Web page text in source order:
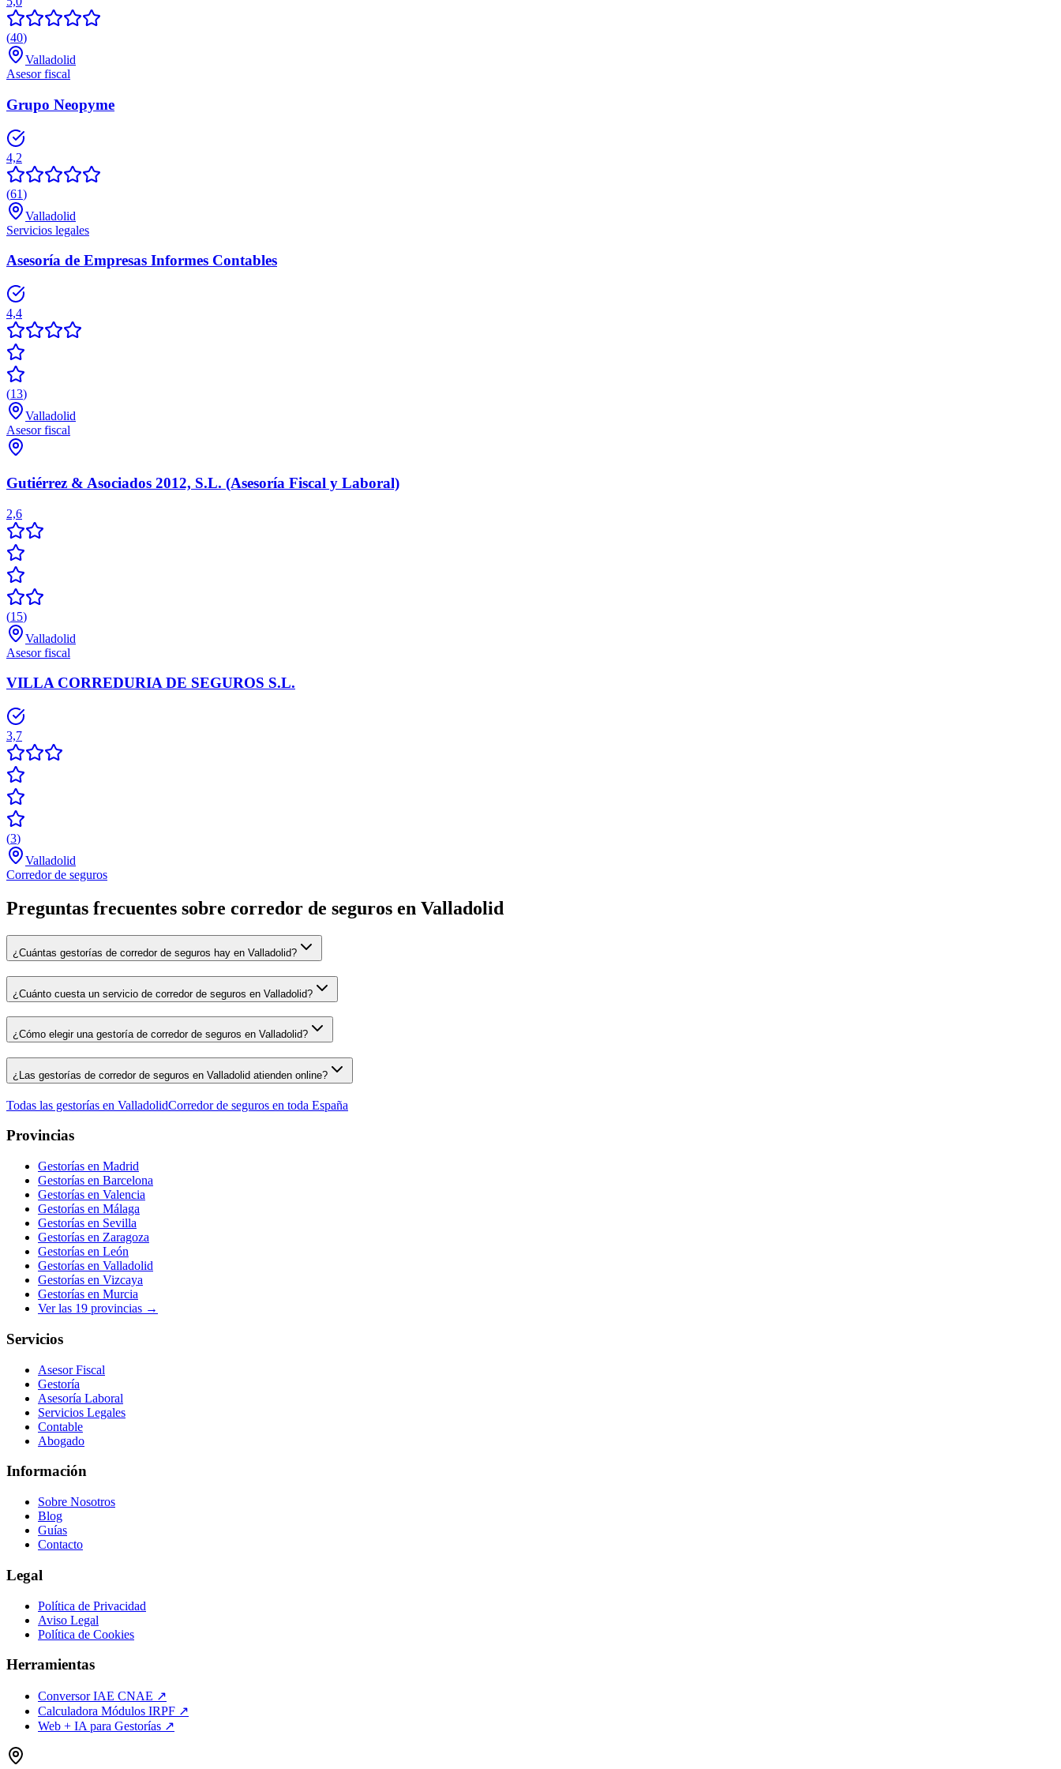
(40)
Valladolid
Asesor fiscal
Grupo Neopyme
4,2
(61)
Valladolid
Servicios legales
Asesoría de Empresas Informes Contables
4,4
(13)
Valladolid
Asesor fiscal
Gutiérrez & Asociados 2012, S.L. (Asesoría Fiscal y Laboral)
2,6
(15)
Valladolid
Asesor fiscal
VILLA CORREDURIA DE SEGUROS S.L.
3,7
(3)
Valladolid
Corredor de seguros
Preguntas frecuentes sobre corredor de seguros en Valladolid
¿Cuántas gestorías de corredor de seguros hay en Valladolid?
¿Cuánto cuesta un servicio de corredor de seguros en Valladolid?
¿Cómo elegir una gestoría de corredor de seguros en Valladolid?
¿Las gestorías de corredor de seguros en Valladolid atienden online?
Todas las gestorías en ValladolidCorredor de seguros en toda España
Provincias
Gestorías en Madrid
Gestorías en Barcelona
Gestorías en Valencia
Gestorías en Málaga
Gestorías en Sevilla
Gestorías en Zaragoza
Gestorías en León
Gestorías en Valladolid
Gestorías en Vizcaya
Gestorías en Murcia
Ver las 19 provincias →
Servicios
Asesor Fiscal
Gestoría
Asesoría Laboral
Servicios Legales
Contable
Abogado
Información
Sobre Nosotros
Blog
Guías
Contacto
Legal
Política de Privacidad
Aviso Legal
Política de Cookies
Herramientas
Conversor IAE CNAE ↗
Calculadora Módulos IRPF ↗
Web + IA para Gestorías ↗